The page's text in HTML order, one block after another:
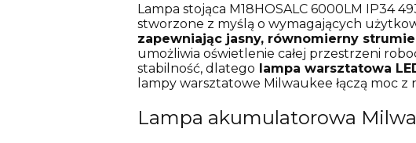
Lampa stojąca M18HOSALC 6000LM IP34
stworzone z myślą o wymagających
zapewniając jasny, równomierny
umożliwia oświetlenie całej przestrzeni
stabilność, dlatego lampa warsztatowa
lampy warsztatowe Milwaukee łączą moc z
Lampa akumulatorowa